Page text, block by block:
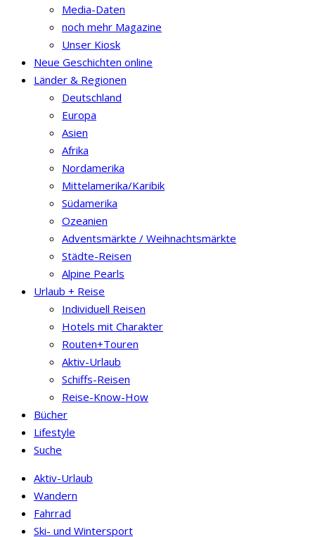
Media-Daten
noch mehr Magazine
Unser Kiosk
Neue Geschichten online
Länder & Regionen
Deutschland
Europa
Asien
Afrika
Nordamerika
Mittelamerika/Karibik
Südamerika
Ozeanien
Adventsmärkte / Weihnachtsmärkte
Städte-Reisen
Alpine Pearls
Urlaub + Reise
Individuell Reisen
Hotels mit Charakter
Routen+Touren
Aktiv-Urlaub
Schiffs-Reisen
Reise-Know-How
Bücher
Lifestyle
Suche
Aktiv-Urlaub
Wandern
Fahrrad
Ski- und Wintersport